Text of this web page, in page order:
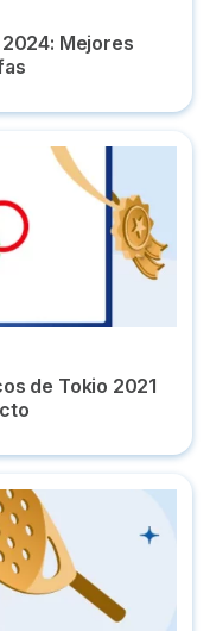
2024: Mejores
2021 online y en
de Tokio 2021
todos los partidos